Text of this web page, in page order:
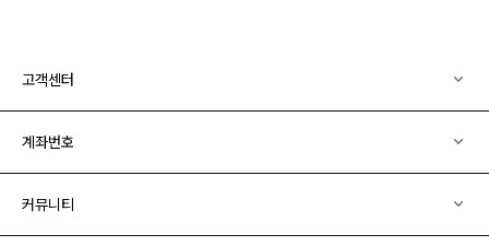
고객센터
계좌번호
커뮤니티